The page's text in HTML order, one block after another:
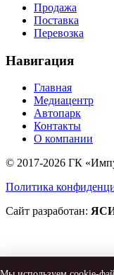
Продажа
Поставка
Перевозка
Навигация
Главная
Медиацентр
Автопарк
Контакты
О компании
© 2017-2026 ГК
Политика
Сайт разработан: